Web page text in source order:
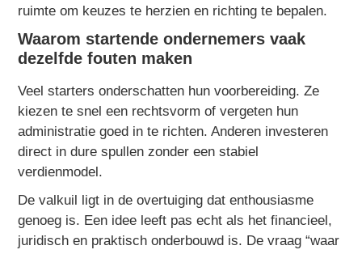
ruimte om keuzes te herzien en richting te bepalen.
Waarom startende ondernemers vaak
dezelfde fouten maken
Veel starters onderschatten hun voorbereiding. Ze
kiezen te snel een rechtsvorm of vergeten hun
administratie goed in te richten. Anderen investeren
direct in dure spullen zonder een stabiel
verdienmodel.
De valkuil ligt in de overtuiging dat enthousiasme
genoeg is. Een idee leeft pas echt als het financieel,
juridisch en praktisch onderbouwd is. De vraag “waar